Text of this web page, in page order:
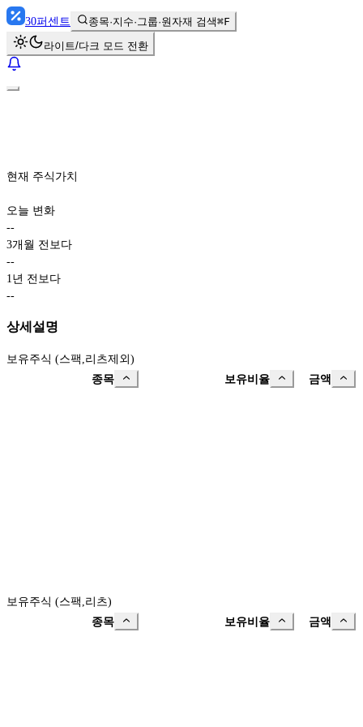
30퍼센트 종목·지수·그룹·원자재 검색⌘F
라이트/다크 모드 전환
현재 주식가치
오늘 변화
--
3개월 전보다
--
1년 전보다
--
상세설명
보유주식 (스팩,리츠제외)
종목
보유비율 금액
보유주식 (스팩,리츠)
종목
보유비율 금액